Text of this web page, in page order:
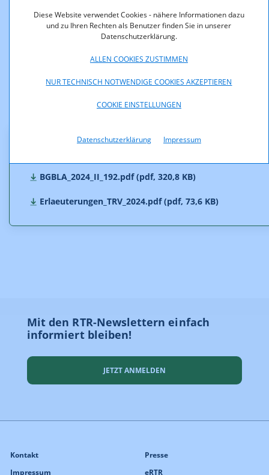
Diese Website verwendet Cookies - nähere Informationen dazu
und zu Ihren Rechten als Benutzer finden Sie in unserer
Datenschutzerklärung.
ALLEN COOKIES ZUSTIMMEN
NUR TECHNISCH NOTWENDIGE COOKIES AKZEPTIEREN
COOKIE EINSTELLUNGEN
Datenschutzerklärung Impressum
Die RTR hat eine Nachfolgeregelung erlassen.
Mit der Telekom-Richtsatzverordnung 2024 – TRV 2024 wurde
eine Valorisierung des geltenden Betrages für die einmalige
vorgenommen. Der Betrag für die Abgeltung beträgt
BGBLA_2024_II_192.pdf (pdf, 320,8 KB)
Erlaeuterungen_TRV_2024.pdf (pdf, 73,6 KB)
Mit den RTR-Newslettern einfach
informiert bleiben!
JETZT ANMELDEN
Kontakt
Impressum
Presse
eRTR